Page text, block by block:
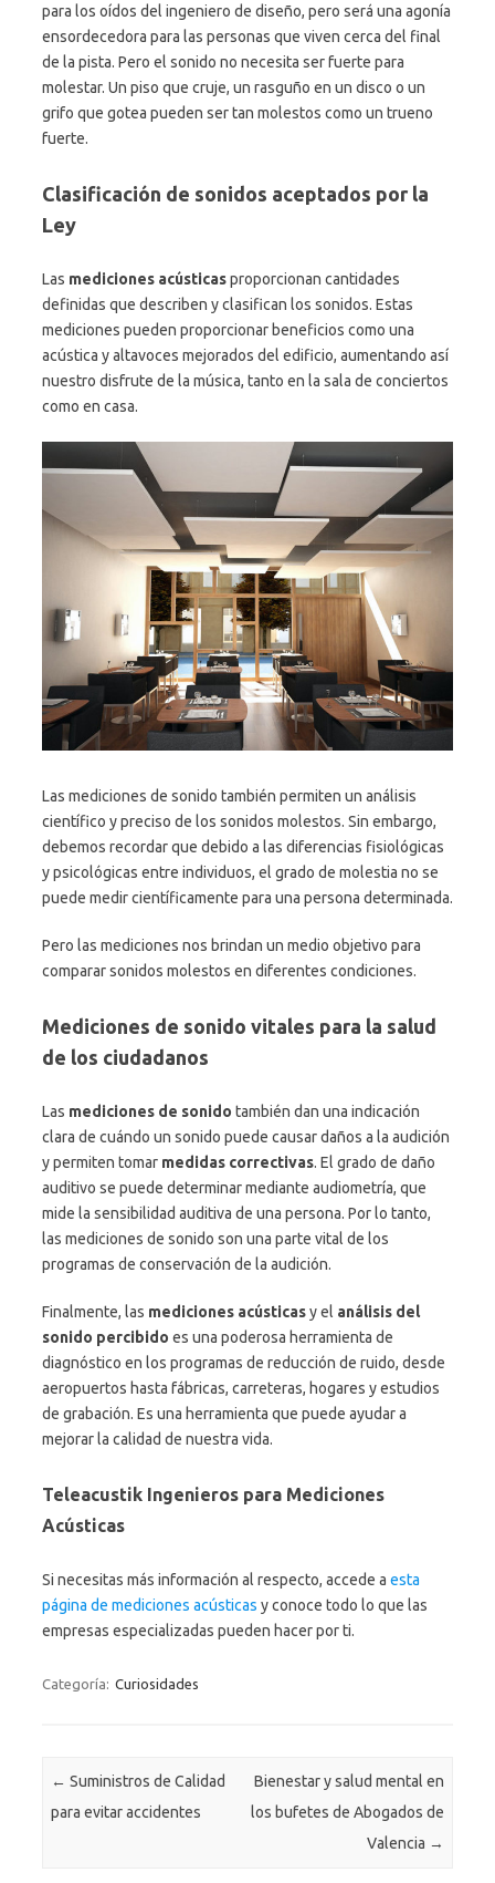
para los oídos del ingeniero de diseño, pero será una agonía
ensordecedora para las personas que viven cerca del final
de la pista. Pero el sonido no necesita ser fuerte para
molestar. Un piso que cruje, un rasguño en un disco o un
grifo que gotea pueden ser tan molestos como un trueno
fuerte.
Clasificación de sonidos aceptados por la
Ley
Las mediciones acústicasproporcionan cantidades
definidas que describen y clasifican los sonidos. Estas
mediciones pueden proporcionar beneficios como una
acústica y altavoces mejorados del edificio, aumentando así
nuestro disfrute de la música, tanto en la sala de conciertos
como en casa.
Las mediciones de sonido también permiten un análisis
científico y preciso de los sonidos molestos. Sin embargo,
debemos recordar que debido a las diferencias fisiológicas
y psicológicas entre individuos, el grado de molestia no se
puede medir científicamente para una persona determinada.
Pero las mediciones nos brindan un medio objetivo para
comparar sonidos molestos en diferentes condiciones.
Mediciones de sonido vitales para la salud
de los ciudadanos
Las mediciones de sonido también dan una indicación
clara de cuándo un sonido puede causar daños a la audición
y permiten tomar medidas correctivas. El grado de daño
auditivo se puede determinar mediante audiometría, que
mide la sensibilidad auditiva de una persona. Por lo tanto,
las mediciones de sonido son una parte vital de los
programas de conservación de la audición.
Finalmente, las mediciones acústicasy el análisis del
sonido percibido es una poderosa herramienta de
diagnóstico en los programas de reducción de ruido, desde
aeropuertos hasta fábricas, carreteras, hogares y estudios
de grabación. Es una herramienta que puede ayudar a
mejorar la calidad de nuestra vida.
Teleacustik Ingenieros para Mediciones
Acústicas
Si necesitas más información al respecto, accede a esta
página de mediciones acústicas y conoce todo lo que las
empresas especializadas pueden hacer por ti.
Categoría: Curiosidades
Navegación de entradas
← Suministros de Calidad
para evitar accidentes
Bienestar y salud mental en
los bufetes de Abogados de
Valencia →